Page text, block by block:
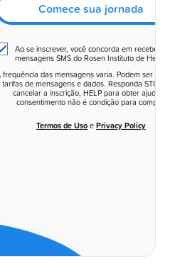
Comece sua jornada
Ao se inscrever, você concorda em receber
mensagens SMS do Rosen Instituto de
frequência das mensagens varia. Podem ser
tarifas de mensagens e dados. Responda STOP
cancelar a inscrição, HELP para obter ajuda. O
consentimento não é condição para compra.
Termos de Uso e Privacy Policy